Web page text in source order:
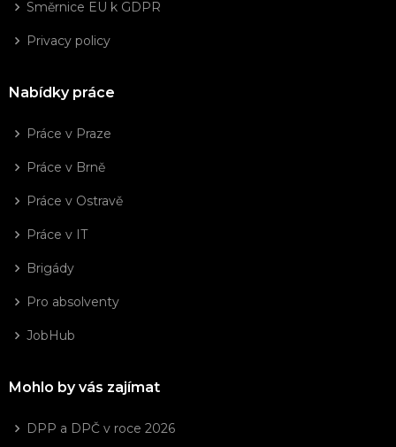
Směrnice EU k GDPR
Privacy policy
Nabídky práce
Práce v Praze
Práce v Brně
Práce v Ostravě
Práce v IT
Brigády
Pro absolventy
JobHub
Mohlo by vás zajímat
DPP a DPČ v roce 2026